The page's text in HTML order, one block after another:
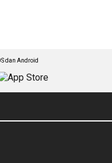
dan Android